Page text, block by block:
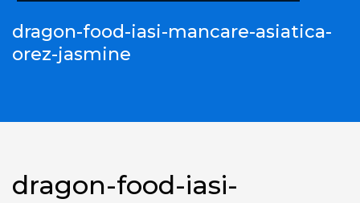
dragon-food-iasi-mancare-asiatica-
orez-jasmine
dragon-food-iasi-